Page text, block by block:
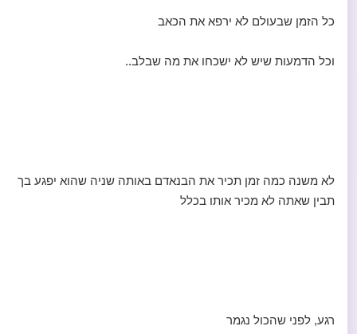
כל הזמן שבעולם לא ירפא את הכאב
וכל הדמעות שיש לא ישכחו את מה שבלב..
לא משנה כמה זמן תכיר את הבנאדם באותה שניה שהוא יפגע בך
תבין שאתה לא מכיר אותו בכלל
רגע, לפני שהכול נגמר